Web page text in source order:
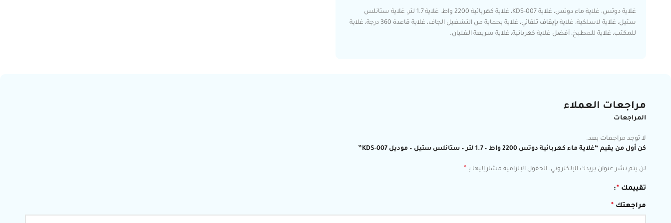
غلاية دوتس، غلاية ماء دوتس، غلاية KDS-007، غلاية كهربائية 2200 واط، غلاية 1.7 لتر، غلاية ستانلس
ستيل، غلاية لاسلكية، غلاية بإيقاف تلقائي، غلاية بحماية من التشغيل الجاف، غلاية قاعدة 360 درجة، غلاية
للمكتب، غلاية للمطبخ، أفضل غلاية كهربائية، غلاية سريعة الغليان.
مراجعات العملاء
المراجعات
لا توجد مراجعات بعد.
كن أول من يقيم “غلاية ماء كهربائية دوتس 2200 واط – 1.7 لتر – ستانلس ستيل – موديل KDS-007”
لن يتم نشر عنوان بريدك الإلكتروني. الحقول الإلزامية مشار إليها بـ *
تقييمك *
مراجعتك *